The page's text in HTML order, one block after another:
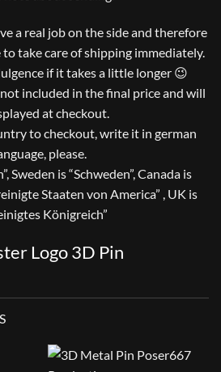
a real job on the side and therefore
to take care of shipping immediately.
if it takes a little longer 😉
included in the final price and will
at checkout.
to checkout, write it in german
please.
Sweden is “Schweden”, Canada is
Staaten von America” , UK is
Königreich”
Logo 3D Pin